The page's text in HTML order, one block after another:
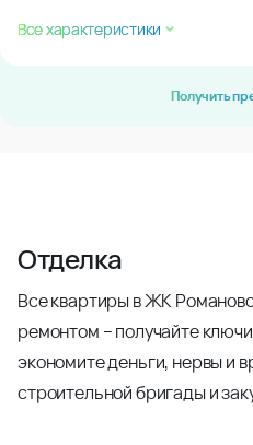
Все характеристики
Получить
Отделка
Все квартиры в ЖК
ремонтом – получайте
экономите деньги, нервы и
строительной бригады и